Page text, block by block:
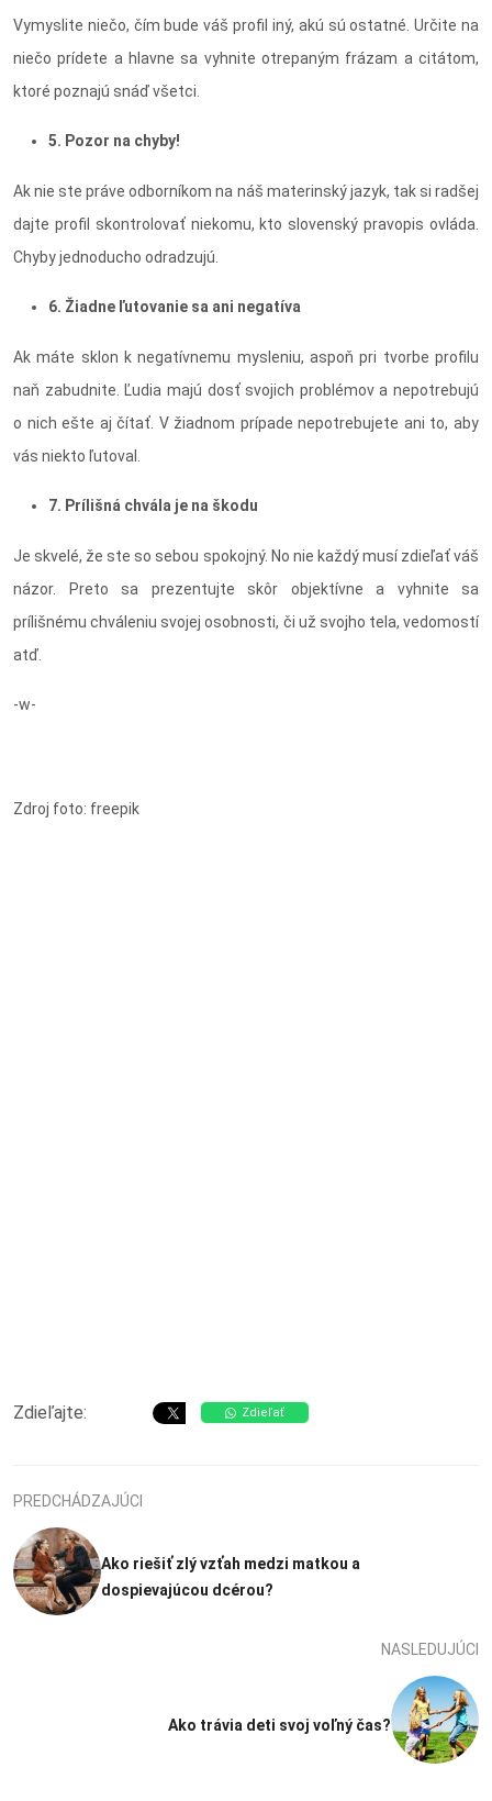
Vymyslite niečo, čím bude váš profil iný, akú sú ostatné. Určite na
niečo prídete a hlavne sa vyhnite otrepaným frázam a citátom,
ktoré poznajú snáď všetci.
5. Pozor na chyby!
Ak nie ste práve odborníkom na náš materinský jazyk, tak si radšej
dajte profil skontrolovať niekomu, kto slovenský pravopis ovláda.
Chyby jednoducho odradzujú.
6. Žiadne ľutovanie sa ani negatíva
Ak máte sklon k negatívnemu mysleniu, aspoň pri tvorbe profilu
naň zabudnite. Ľudia majú dosť svojich problémov a nepotrebujú
o nich ešte aj čítať. V žiadnom prípade nepotrebujete ani to, aby
vás niekto ľutoval.
7. Prílišná chvála je na škodu
Je skvelé, že ste so sebou spokojný. No nie každý musí zdieľať váš
názor. Preto sa prezentujte skôr objektívne a vyhnite sa
prílišnému chváleniu svojej osobnosti, či už svojho tela, vedomostí
atď.
-w-
Zdroj foto: freepik
Zdieľajte: Zdieľať
PREDCHÁDZAJÚCI
Ako riešiť zlý vzťah medzi matkou a
dospievajúcou dcérou?
NASLEDUJÚCI
Ako trávia deti svoj voľný čas?